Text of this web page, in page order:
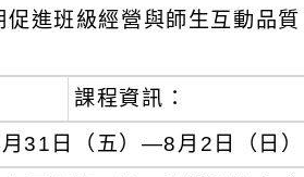
促進班級經營與師生互動品
課程資訊：
31日（五）—8月2日（日）